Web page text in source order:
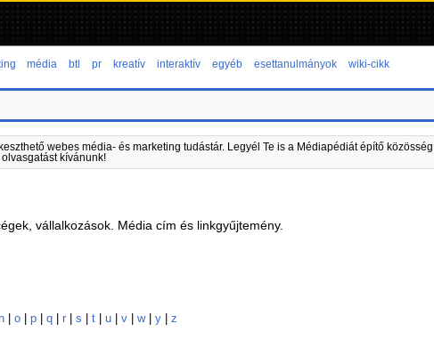
média btl pr kreatív interaktív egyéb esettanulmányok wiki-cikk
webes média- és marketing tudástár. Legyél Te is a Médiapédiát építő
kívánunk!
vállalkozások. Média cím és linkgyűjtemény.
|o |p |q |r |s |t |u |v |w|y |z